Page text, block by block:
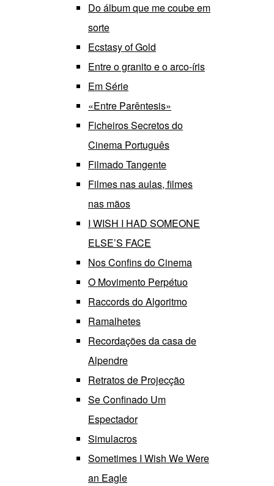
Do álbum que me coube em
sorte
Ecstasy of Gold
Entre o granito e o arco-íris
Em Série
«Entre Parêntesis»
Ficheiros Secretos do
Cinema Português
Filmado Tangente
Filmes nas aulas, filmes
nas mãos
I WISH I HAD SOMEONE
ELSE’S FACE
Nos Confins do Cinema
O Movimento Perpétuo
Raccords do Algoritmo
Ramalhetes
Recordações da casa de
Alpendre
Retratos de Projecção
Se Confinado Um
Espectador
Simulacros
Sometimes I Wish We Were
an Eagle